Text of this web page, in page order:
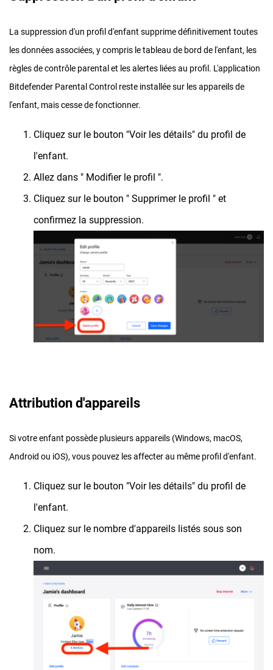
La suppression d'un profil d'enfant supprime définitivement toutes
les données associées, y compris le tableau de bord de l'enfant, les
règles de contrôle parental et les alertes liées au profil. L'application
Bitdefender Parental Control reste installée sur les appareils de
l'enfant, mais cesse de fonctionner.
Cliquez sur le bouton "Voir les détails" du profil de
l'enfant.
Allez dans " Modifier le profil ".
Cliquez sur le bouton " Supprimer le profil " et
confirmez la suppression.
Attribution d'appareils
Si votre enfant possède plusieurs appareils (Windows, macOS,
Android ou iOS), vous pouvez les affecter au même profil d'enfant.
Cliquez sur le bouton "Voir les détails" du profil de
l'enfant.
Cliquez sur le nombre d'appareils listés sous son
nom.